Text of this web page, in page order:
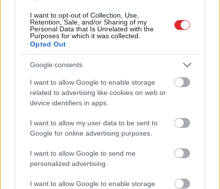
I want to opt-out of Collection, Use,
Retention, Sale, and/or Sharing of my
Personal Data that Is Unrelated with the
Purposes for which it was collected.
Opted Out
Google consents
I want to allow Google to enable storage
related to advertising like cookies on web or
device identifiers in apps.
I want to allow my user data to be sent to
Google for online advertising purposes.
I want to allow Google to send me
personalized advertising.
I want to allow Google to enable storage
Ar šo zodiaka zīmju
pārstāvjiem labāk
nestrīdēties: viņi vienmēr
atradīs veidu, kā pamatīgi
atriebties
Atcelt Ziņot